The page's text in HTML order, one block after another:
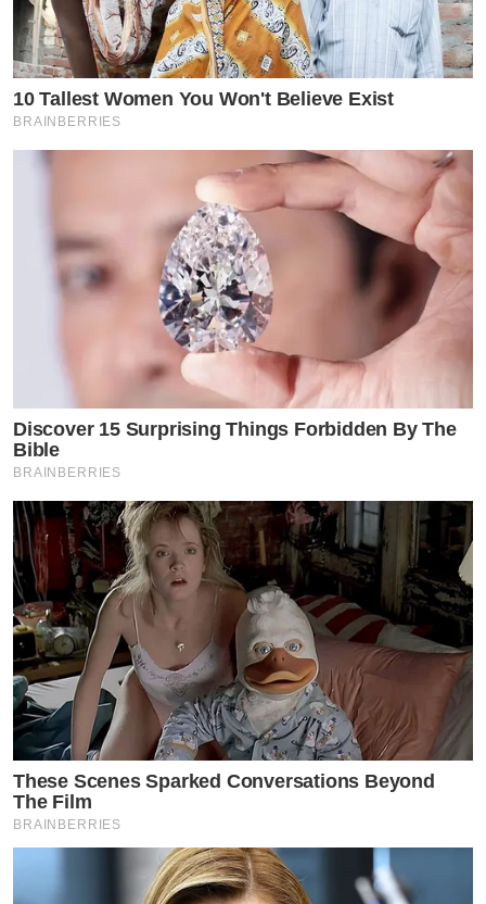
10 Tallest Women You Won't Believe Exist
BRAINBERRIES
Discover 15 Surprising Things Forbidden By The
Bible
BRAINBERRIES
These Scenes Sparked Conversations Beyond
The Film
BRAINBERRIES